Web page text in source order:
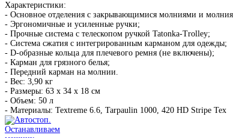
Характеристики:
- Основное отделения с закрывающимися молниями и
- Эргономичные и усиленные ручки;
- Прочные система с телескопом ручкой Tatonka-Trolley;
- Система сжатия с интегрированным карманом для одежды;
- D-образные кольца для плечевого ремня (не включены);
- Карман для грязного белья;
- Передний карман на молнии.
- Вес: 3,90 кг
- Размеры: 63 х 34 х 18 см
- Объем: 50 л
- Материалы: Textreme 6.6, Tarpaulin 1000, 420 HD Stripe Tex